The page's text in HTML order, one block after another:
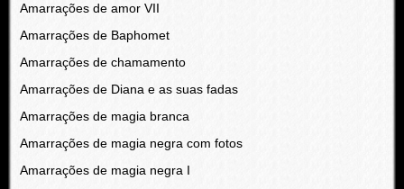
Amarrações de amor VII
Amarrações de Baphomet
Amarrações de chamamento
Amarrações de Diana e as suas fadas
Amarrações de magia branca
Amarrações de magia negra com fotos
Amarrações de magia negra I